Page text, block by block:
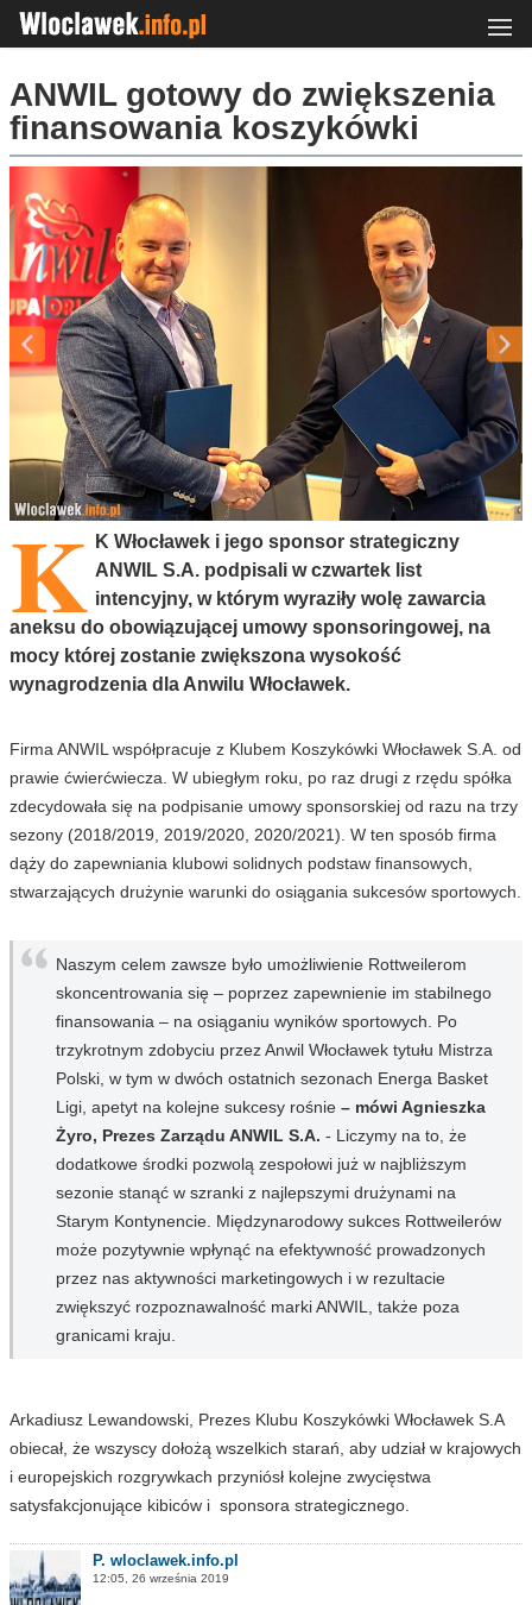
ANWIL gotowy do zwiększenia
finansowania koszykówki
K K Włocławek i jego sponsor strategiczny
ANWIL S.A. podpisali w czwartek list
intencyjny, w którym wyraziły wolę zawarcia
aneksu do obowiązującej umowy sponsoringowej, na
mocy której zostanie zwiększona wysokość
wynagrodzenia dla Anwilu Włocławek.
Firma ANWIL współpracuje z Klubem Koszykówki Włocławek S.A. od
prawie ćwierćwiecza. W ubiegłym roku, po raz drugi z rzędu spółka
zdecydowała się na podpisanie umowy sponsorskiej od razu na trzy
sezony (2018/2019, 2019/2020, 2020/2021). W ten sposób firma
dąży do zapewniania klubowi solidnych podstaw finansowych,
stwarzających drużynie warunki do osiągania sukcesów sportowych.
Naszym celem zawsze było umożliwienie Rottweilerom
skoncentrowania się – poprzez zapewnienie im stabilnego
finansowania – na osiąganiu wyników sportowych. Po
trzykrotnym zdobyciu przez Anwil Włocławek tytułu Mistrza
Polski, w tym w dwóch ostatnich sezonach Energa Basket
Ligi, apetyt na kolejne sukcesy rośnie – mówi Agnieszka
Żyro, Prezes Zarządu ANWIL S.A. - Liczymy na to, że
dodatkowe środki pozwolą zespołowi już w najbliższym
sezonie stanąć w szranki z najlepszymi drużynami na
Starym Kontynencie. Międzynarodowy sukces Rottweilerów
może pozytywnie wpłynąć na efektywność prowadzonych
przez nas aktywności marketingowych i w rezultacie
zwiększyć rozpoznawalność marki ANWIL, także poza
granicami kraju.
Arkadiusz Lewandowski, Prezes Klubu Koszykówki Włocławek S.A
obiecał, że wszyscy dołożą wszelkich starań, aby udział w krajowych
i europejskich rozgrywkach przyniósł kolejne zwycięstwa
satysfakcjonujące kibiców i sponsora strategicznego.
P. wloclawek.info.pl
12:05, 26 września 2019